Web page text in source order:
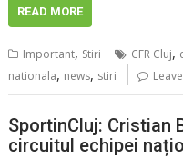
READ MORE
Important, Stiri CFR Cluj,
nationala, news, stiri
SportinCluj: Cristian
circuitul echipei